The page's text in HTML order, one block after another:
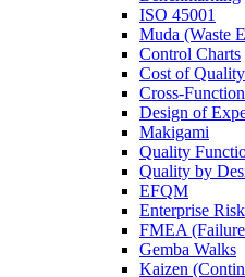
ISO 45001
Muda (Waste
Control Charts
Cost of
Cross-
Design of
Makigami
Quality
Quality by
EFQM
Enterprise
FMEA
Gemba Walks
Kaizen